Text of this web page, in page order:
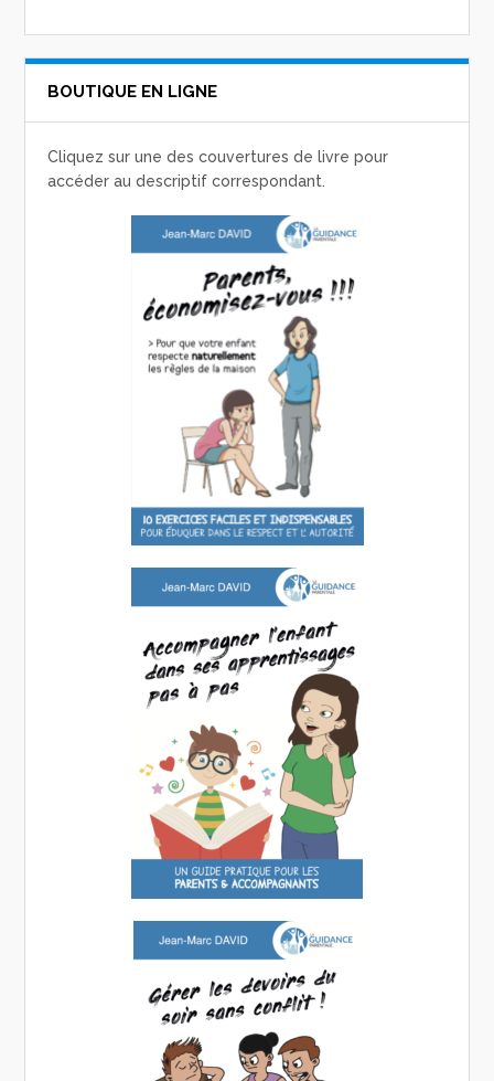
BOUTIQUE EN LIGNE
Cliquez sur une des couvertures de livre pour
accéder au descriptif correspondant.